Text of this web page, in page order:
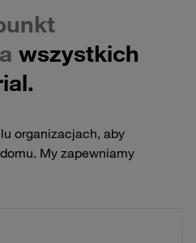
wszystkich
organizacjach, aby
My zapewniamy